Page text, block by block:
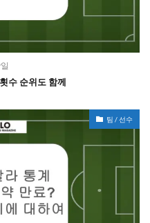
수 순위도 함께
팀 / 선수